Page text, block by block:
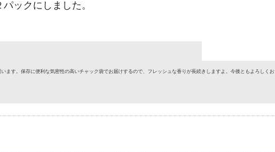
ックにしました。
ます。保存に便利な気密性の高いチャック袋でお届けするので、フレッシュな香りが長続きしますよ。今後ともよろしくお